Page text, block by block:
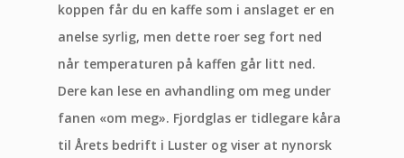
koppen får du en kaffe som i anslaget er en
anelse syrlig, men dette roer seg fort ned
når temperaturen på kaffen går litt ned.
Dere kan lese en avhandling om meg under
fanen «om meg». Fjordglas er tidlegare kåra
til Årets bedrift i Luster og viser at nynorsk